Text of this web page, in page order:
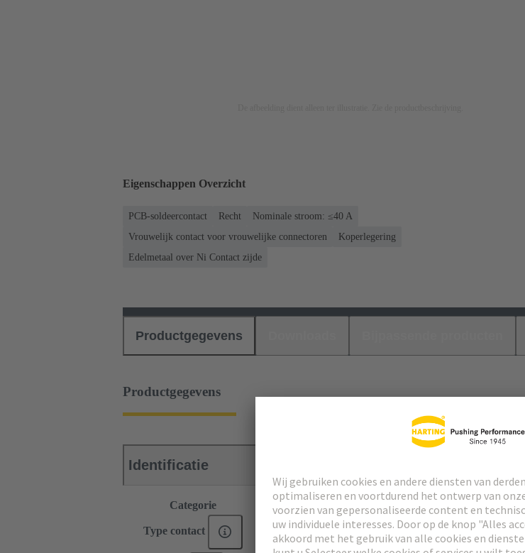
Eigenschappen Overzicht
PCB-soldeercontact Recht
Nominale stroom: ≤40 A
Vrouwelijk contact voor vrouwelijke connectoren
Koperlegering
Edelmetaal over Ni Contact zijde
Productgegevens
Productgegevens
Identificatie
Categorie Contacten
Type contact PCB-soldeercontact